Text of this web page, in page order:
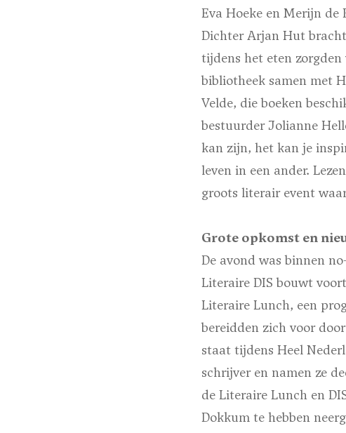
Eva Hoeke en Merijn
Dichter Arjan Hut
tijdens het eten zorgden
bibliotheek samen met
Velde, die boeken
bestuurder Jolianne
kan zijn, het kan je
leven in een ander.
groots literair event
Grote opkomst en
De avond was binnen
Literaire DIS bouwt
Literaire Lunch, een
bereidden zich voor
staat tijdens Heel
schrijver en namen ze
de Literaire Lunch en
Dokkum te hebben